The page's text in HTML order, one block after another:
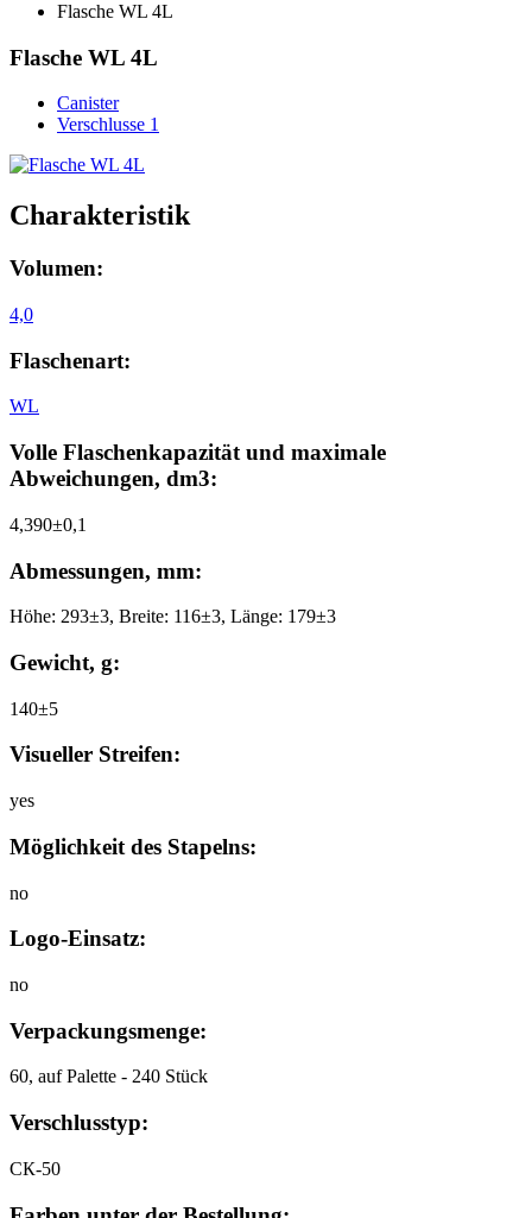
Flasche WL 4L
Flasche WL 4L
Canister
Verschlusse 1
Charakteristik
Volumen:
4,0
Flaschenart:
WL
Volle Flaschenkapazität und maximale
Abweichungen, dm3:
4,390±0,1
Abmessungen, mm:
Höhe: 293±3, Breite: 116±3, Länge: 179±3
Gewicht, g:
140±5
Visueller Streifen:
yes
Möglichkeit des Stapelns:
no
Logo-Einsatz:
no
Verpackungsmenge:
60, auf Palette - 240 Stück
Verschlusstyp:
СК-50